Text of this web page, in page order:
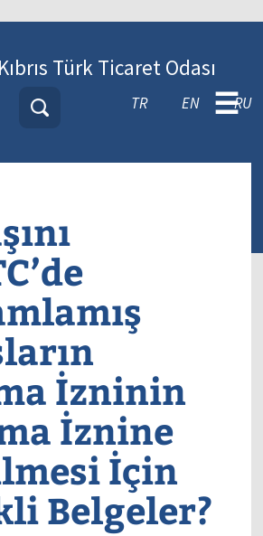
Kıbrıs Türk Ticaret Odası
TR EN RU
☰
İzninin
İznine
İçin
Belgeler?